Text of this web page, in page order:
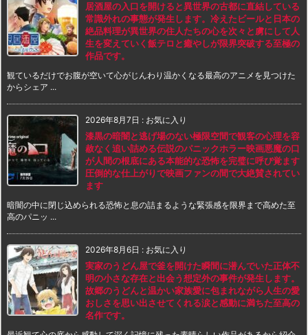
居酒屋の入口を開けると異世界の古都に直結している
常識外れの事態が発生します。冷えたビールと日本の
絶品料理が異世界の住人たちの心を次々と虜にして人
生を変えていく飯テロと癒やしが限界突破する至極の
作品です。
観ているだけでお腹が空いて心がじんわり温かくなる最高のアニメを見つけた
からシェア ...
2026年8月7日 : お気に入り
漆黒の暗闇と逃げ場のない極限空間で観客の心理を容
赦なく追い詰める伝説のパニックホラー映画悪魔の口
が人間の根底にある本能的な恐怖を完璧に呼び覚ます
圧倒的な仕上がりで映画ファンの間で大絶賛されてい
ます
暗闇の中に閉じ込められる恐怖と息の詰まるような緊張感を限界まで高めた至
高のパニッ ...
2026年8月6日 : お気に入り
実家のうどん屋で釜を開けた瞬間に潜んでいた正体不
明の小さな存在と出会う想定外の事件が発生します。
故郷のうどんと温かい家族愛に包まれながら人生の愛
おしさを思い出させてくれる涙と感動に満ちた至高の
名作です。